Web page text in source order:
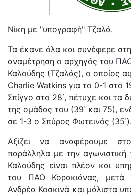
Νίκη με "υπογραφή" Τζαλά.
Τα έκανε όλα και συνέφερε
αναμέτρηση ο αρχηγός του
Καλούδης (Τζαλάς), ο οποίος
Charlie Watkins για το 0-1 στο
Σπίγγο στο 28΄, πέτυχε και τα
της ομάδας του (39΄ και 75),
σε 1-3 ο Σπύρος Φωτεινός (35΄).
Αξίζει να αναφέρουμε
παράλληλα με την
Καλούδης είναι πλέον και
του ΠΑΟ Κορακιάνας, μετά
Ανδρέα Κοσκινά και μάλιστα